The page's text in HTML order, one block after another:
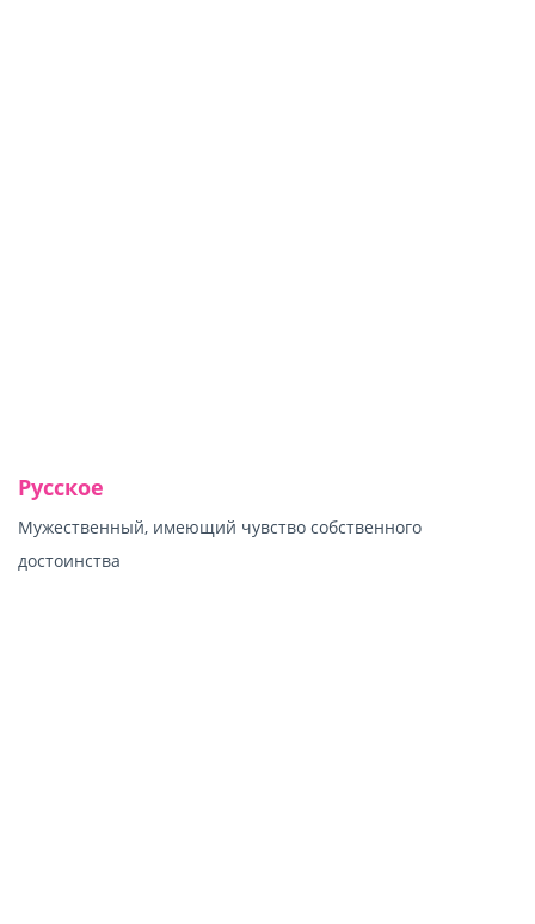
Русское
Мужественный, имеющий чувство собственного
достоинства